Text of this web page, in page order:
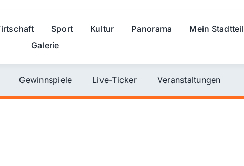
Sport Kultur Panorama
Mein Stadtteil
Galerie
Gewinnspiele Live-Ticker Veranstaltungen